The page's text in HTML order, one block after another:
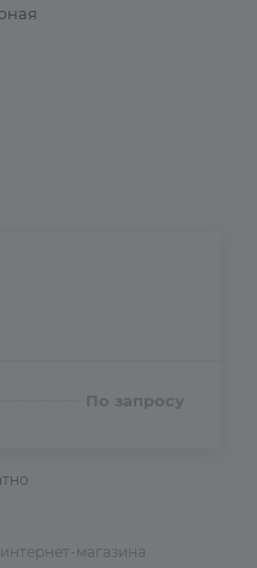
По запросу
магазина